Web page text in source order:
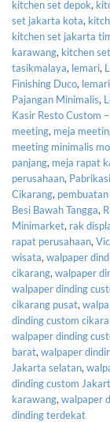
kitchen set depok,
set jakarta kota,
kitchen set jakarta
karawang, kitchen
tasikmalaya, lemari,
Finishing Duco,
Pajangan Minimalis,
Kasir Resto Custom
meeting, meja
meeting minimalis
panjang, meja rapat
perusahaan,
Cikarang,
Besi Bawah Tangga,
Minimarket, rak
rapat perusahaan,
wisata, walpaper
cikarang, walpaper
walpaper dinding
cikarang pusat,
dinding custom
walpaper dinding
barat, walpaper
Jakarta selatan,
dinding custom
karawang, walpaper
dinding terdekat